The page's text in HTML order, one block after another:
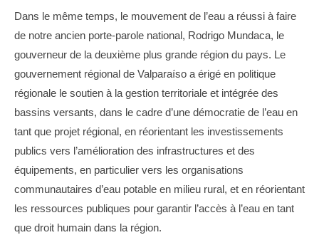
Dans le même temps, le mouvement de l’eau a réussi à faire
de notre ancien porte-parole national, Rodrigo Mundaca, le
gouverneur de la deuxième plus grande région du pays. Le
gouvernement régional de Valparaíso a érigé en politique
régionale le soutien à la gestion territoriale et intégrée des
bassins versants, dans le cadre d’une démocratie de l’eau en
tant que projet régional, en réorientant les investissements
publics vers l’amélioration des infrastructures et des
équipements, en particulier vers les organisations
communautaires d’eau potable en milieu rural, et en réorientant
les ressources publiques pour garantir l’accès à l’eau en tant
que droit humain dans la région.